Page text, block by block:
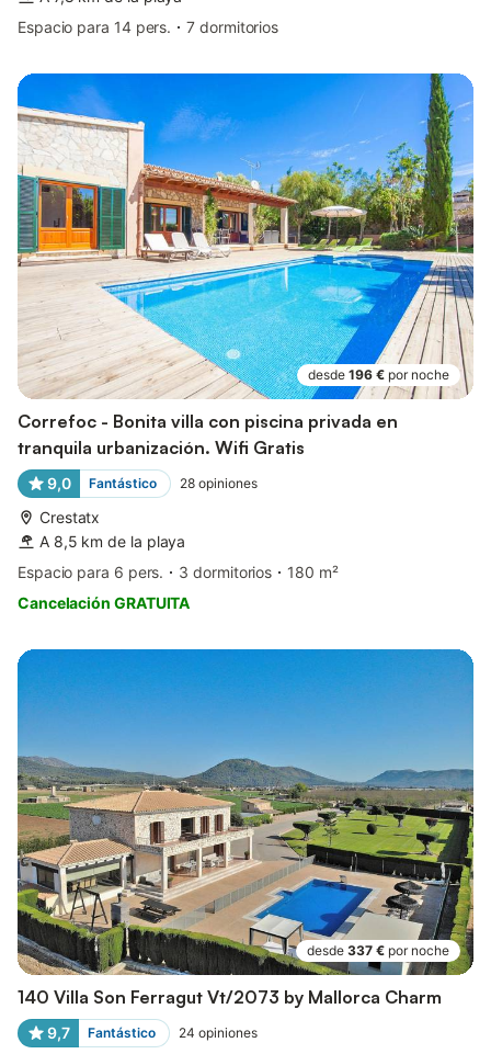
Espacio para 14 pers.
7 dormitorios
desde 196 € por noche
Correfoc - Bonita villa con piscina privada en
tranquila urbanización. Wifi Gratis
9,0 Fantástico 28 opiniones
Crestatx
A 8,5 km de la playa
Espacio para 6 pers.
3 dormitorios
180 m²
Cancelación GRATUITA
desde 337 € por noche
140 Villa Son Ferragut Vt/2073 by Mallorca Charm
9,7 Fantástico 24 opiniones